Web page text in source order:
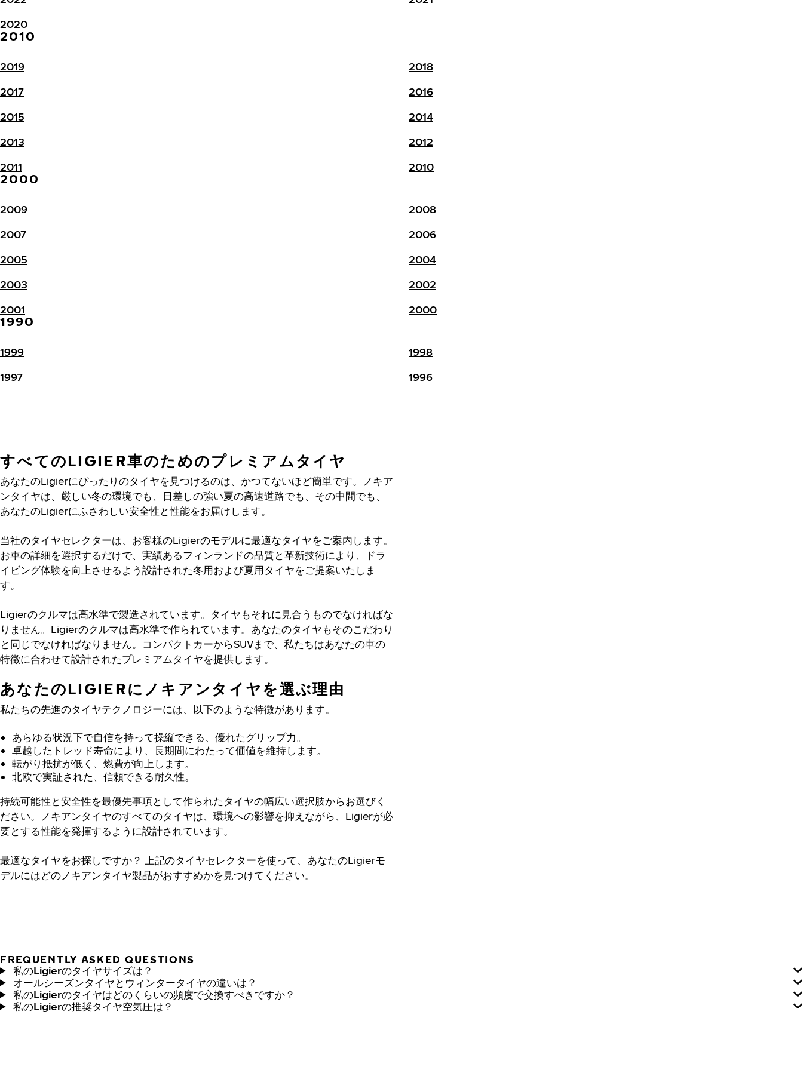
2020
2010
2019
2018
2017
2016
2015
2014
2013
2012
2011
2010
2000
2009
2008
2007
2006
2005
2004
2003
2002
2001
2000
1990
1999
1998
1997
1996
すべてのLIGIER車のためのプレミアムタイヤ
あなたのLigierにぴったりのタイヤを見つけるのは、かつてないほど簡単です。ノキア
ンタイヤは、厳しい冬の環境でも、日差しの強い夏の高速道路でも、その中間でも、
あなたのLigierにふさわしい安全性と性能をお届けします。
当社のタイヤセレクターは、お客様のLigierのモデルに最適なタイヤをご案内します。
お車の詳細を選択するだけで、実績あるフィンランドの品質と革新技術により、ドラ
イビング体験を向上させるよう設計された冬用および夏用タイヤをご提案いたしま
す。
Ligierのクルマは高水準で製造されています。タイヤもそれに見合うものでなければな
りません。Ligierのクルマは高水準で作られています。あなたのタイヤもそのこだわり
と同じでなければなりません。コンパクトカーからSUVまで、私たちはあなたの車の
特徴に合わせて設計されたプレミアムタイヤを提供します。
あなたのLIGIERにノキアンタイヤを選ぶ理由
私たちの先進のタイヤテクノロジーには、以下のような特徴があります。
あらゆる状況下で自信を持って操縦できる、優れたグリップ力。
卓越したトレッド寿命により、長期間にわたって価値を維持します。
転がり抵抗が低く、燃費が向上します。
北欧で実証された、信頼できる耐久性。
持続可能性と安全性を最優先事項として作られたタイヤの幅広い選択肢からお選びく
ださい。ノキアンタイヤのすべてのタイヤは、環境への影響を抑えながら、Ligierが必
要とする性能を発揮するように設計されています。
最適なタイヤをお探しですか？
上記のタイヤセレクターを使って、あなたのLigierモ
デルにはどのノキアンタイヤ製品がおすすめかを見つけてください。
FREQUENTLY ASKED QUESTIONS
私のLigierのタイヤサイズは？
オールシーズンタイヤとウィンタータイヤの違いは？
私のLigierのタイヤはどのくらいの頻度で交換すべきですか？
私のLigierの推奨タイヤ空気圧は？